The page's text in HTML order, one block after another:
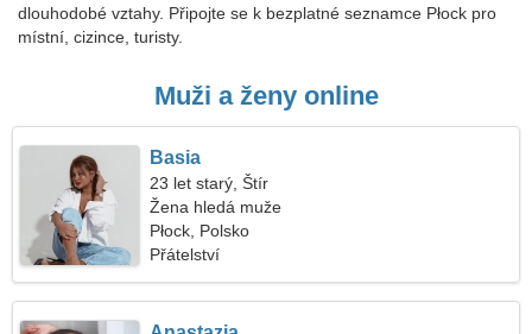
dlouhodobé vztahy. Připojte se k bezplatné seznamce Płock pro
místní, cizince, turisty.
Muži a ženy online
Basia
23 let starý, Štír
Žena hledá muže
Płock, Polsko
Přátelství